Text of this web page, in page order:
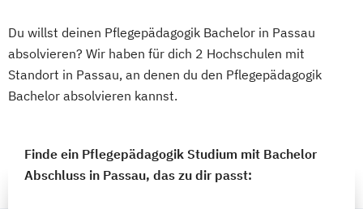
Du willst deinen Pflegepädagogik Bachelor in Passau
absolvieren? Wir haben für dich 2 Hochschulen mit
Standort in Passau, an denen du den Pflegepädagogik
Bachelor absolvieren kannst.
Finde ein Pflegepädagogik Studium mit Bachelor
Abschluss in Passau, das zu dir passt: